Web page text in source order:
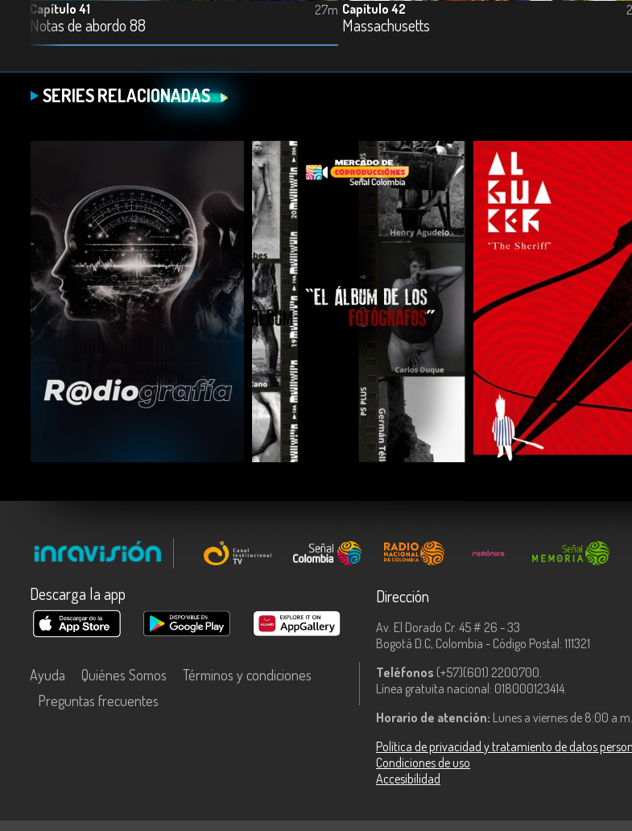
Capítulo 41
Notas de abordo 88
27m Capítulo 42
Massachusetts
SERIES RELACIONADAS
COMPARTIR COMPARTIR
Descarga la app
Ayuda Quiénes Somos
Términos y condiciones
Preguntas frecuentes
Dirección
Av. El Dorado Cr. 45 # 26 - 33
Bogotá D.C, Colombia - Código Postal: 111321
Teléfonos (+57)(601) 2200700.
Línea gratuita nacional: 018000123414.
Horario de atención: Lunes a viernes de 8:00
Política de privacidad y tratamiento de datos
Condiciones de uso
Accesibilidad